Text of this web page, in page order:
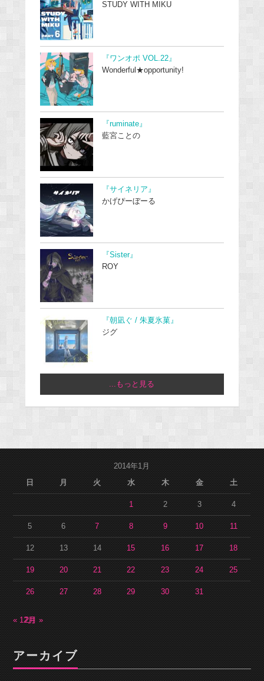
STUDY WITH MIKU
『ワンオポ VOL.22』
Wonderful★opportunity!
『ruminate』
藍宮ことの
『サイネリア』
かげぴーぼーる
『Sister』
ROY
『朝凪ぐ / 朱夏氷菓』
ジグ
...もっと見る
2014年1月
日
月 火 水 木 金 土
1 2 3 4
5 6 7 8 9 10 11
12 13 14 15 16 17 18
19 20 21 22 23 24 25
26 27 28 29 30 31
« 12月2月 »
アーカイブ